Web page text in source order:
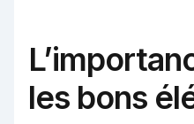
les bons